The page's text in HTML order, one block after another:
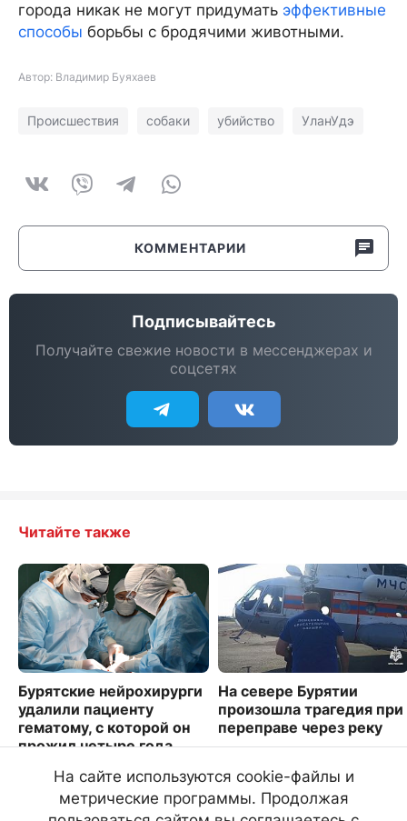
города никак не могут придумать эффективные
способы борьбы с бродячими животными.
Автор: Владимир Буяхаев
Происшествия собаки убийство УланУдэ
КОММЕНТАРИИ
Подписывайтесь
Получайте свежие новости в мессенджерах и
соцсетях
Читайте также
Бурятские нейрохирурги
удалили пациенту
гематому, с которой он
прожил четыре года
2276
На севере Бурятии
произошла трагедия при
переправе через реку
На сайте используются cookie-файлы и
метрические программы. Продолжая